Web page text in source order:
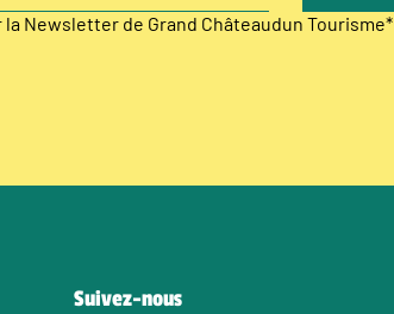
la Newsletter de Grand Châteaudun Tourisme*
Suivez-nous